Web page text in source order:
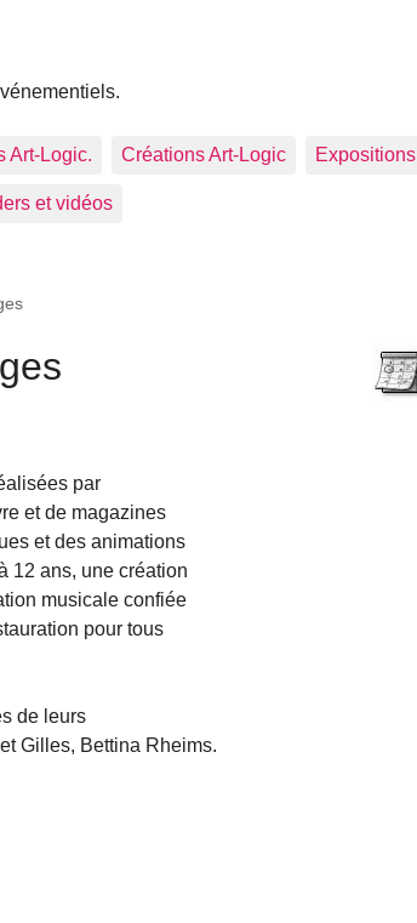
Art-Logic. Créations Art-Logic Expositions
et vidéos
par
et de magazines
et des animations
12 ans, une création
musicale confiée
pour tous
de leurs
Gilles, Bettina Rheims.